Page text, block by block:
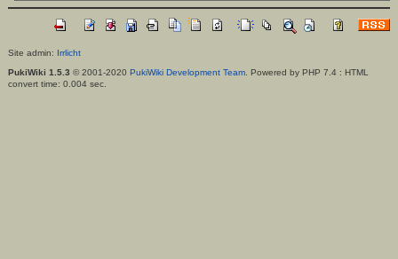
Site admin: Irrlicht
PukiWiki 1.5.3 © 2001-2020 PukiWiki Development Team. Powered by PHP 7.4 : HTML
convert time: 0.004 sec.